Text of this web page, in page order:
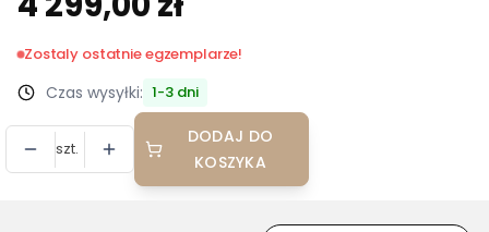
Zostaly ostatnie egzemplarze!
Czas wysyłki: 1-3 dni
szt.
DODAJ DO
KOSZYKA